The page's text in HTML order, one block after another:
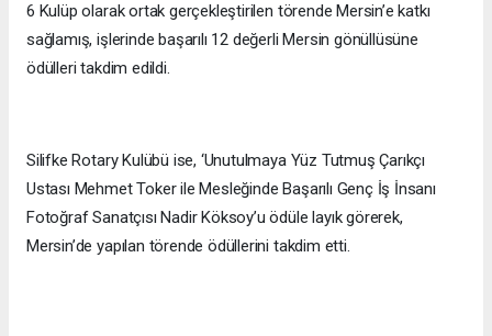
6 Kulüp olarak ortak gerçekleştirilen törende Mersin’e katkı
sağlamış, işlerinde başarılı 12 değerli Mersin gönüllüsüne
ödülleri takdim edildi.
Silifke Rotary Kulübü ise, ‘Unutulmaya Yüz Tutmuş Çarıkçı
Ustası Mehmet Toker ile Mesleğinde Başarılı Genç İş İnsanı
Fotoğraf Sanatçısı Nadir Köksoy’u ödüle layık görerek,
Mersin’de yapılan törende ödüllerini takdim etti.